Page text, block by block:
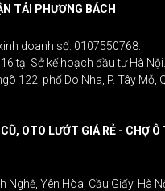
TẢI PHƯƠNG BÁCH
doanh số: 0107550768.
tại Sở kế hoạch đầu tư Hà Nội.
122, phố Do Nha, P. Tây Mỗ,
OTO LƯỚT GIÁ RẺ - CHỢ Ô
Nghệ, Yên Hòa, Cầu Giấy, Hà